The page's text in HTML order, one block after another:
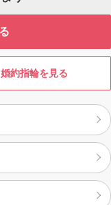
婚約指輪を見る